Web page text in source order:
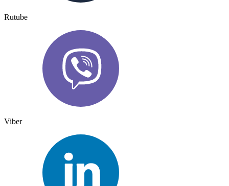
Rutube
Viber